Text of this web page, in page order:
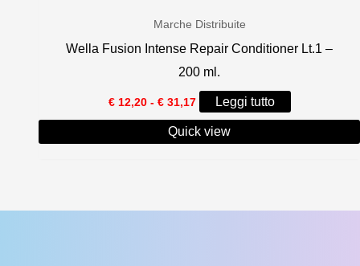
Marche Distribuite
Wella Fusion Intense Repair Conditioner Lt.1 –
200 ml.
€12,20 - €31,17Fascia
di
prezzo:
da
Leggi tutto
Quick view